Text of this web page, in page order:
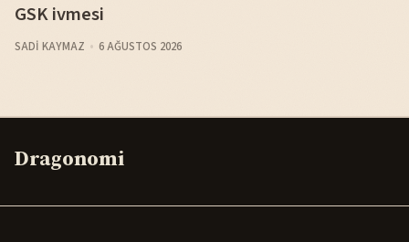
GSK ivmesi
SADI KAYMAZ 6 AĞUSTOS 2026
Dragonomi